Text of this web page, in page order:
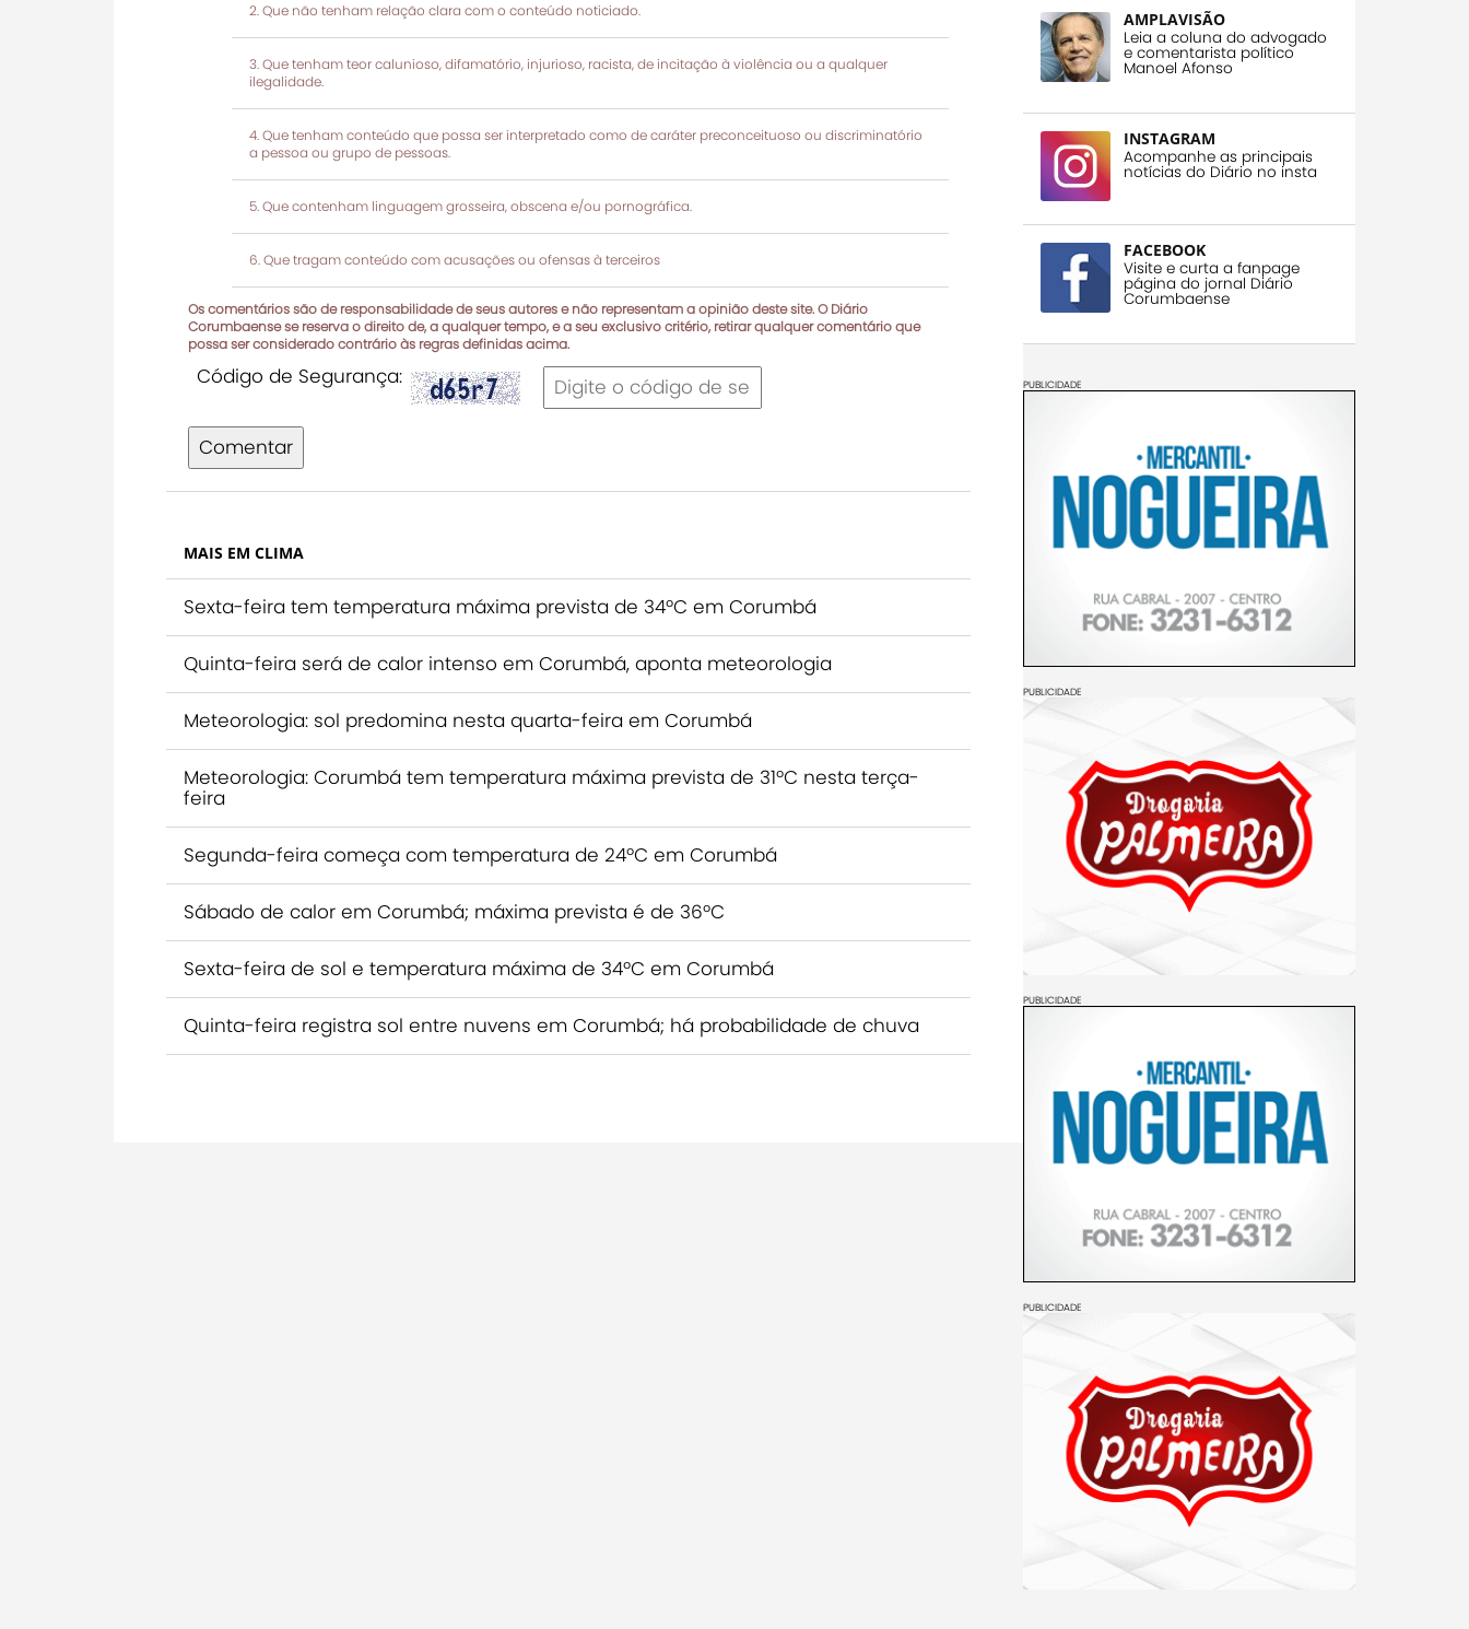
Que não tenham relação clara com o conteúdo noticiado.
Que tenham teor calunioso, difamatório, injurioso, racista, de incitação à violência ou a qualquer
ilegalidade.
Que tenham conteúdo que possa ser interpretado como de caráter preconceituoso ou discriminatório
a pessoa ou grupo de pessoas.
Que contenham linguagem grosseira, obscena e/ou pornográfica.
Que tragam conteúdo com acusações ou ofensas à terceiros
Os comentários são de responsabilidade de seus autores e não representam a opinião deste site. O Diário
Corumbaense se reserva o direito de, a qualquer tempo, e a seu exclusivo critério, retirar qualquer comentário que
possa ser considerado contrário às regras definidas acima.
Código de Segurança:
Comentar
MAIS EM CLIMA
Sexta-feira tem temperatura máxima prevista de 34ºC em Corumbá
Quinta-feira será de calor intenso em Corumbá, aponta meteorologia
Meteorologia: sol predomina nesta quarta-feira em Corumbá
Meteorologia: Corumbá tem temperatura máxima prevista de 31ºC nesta terça-
feira
Segunda-feira começa com temperatura de 24ºC em Corumbá
Sábado de calor em Corumbá; máxima prevista é de 36ºC
Sexta-feira de sol e temperatura máxima de 34ºC em Corumbá
Quinta-feira registra sol entre nuvens em Corumbá; há probabilidade de chuva
AMPLAVISÃO
Leia a coluna do advogado
e comentarista político
Manoel Afonso
INSTAGRAM
Acompanhe as principais
notícias do Diário no insta
FACEBOOK
Visite e curta a fanpage
página do jornal Diário
Corumbaense
PUBLICIDADE
PUBLICIDADE
PUBLICIDADE
PUBLICIDADE